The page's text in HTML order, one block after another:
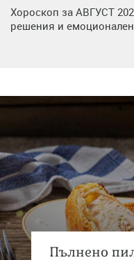
Хороскоп за АВГУСТ
решения и
Кортни Кокс и Джим
Пълнено